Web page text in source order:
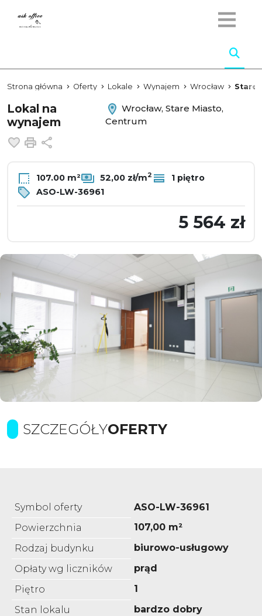
Strona główna Oferty Lokale Wynajem Wrocław Stare
Lokal na
wynajem
Wrocław, Stare Miasto,
Centrum
Dodaj do ulubionych
Drukuj
107.00 m² 52,00 zł/m2
1 piętro
ASO-LW-36961
5 564 zł
SZCZEGÓŁYOFERTY
Symbol oferty
ASO-LW-36961
Powierzchnia
107,00 m²
Rodzaj budynku
biurowo-usługowy
Opłaty wg liczników
prąd
Piętro
1
Stan lokalu
bardzo dobry